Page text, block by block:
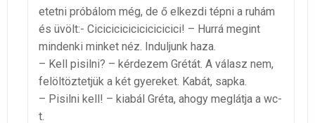
etetni próbálom még, de ő elkezdi tépni a ruhám
és üvölt:- Cicicicicicicicicicici! – Hurrá megint
mindenki minket néz. Induljunk haza.
– Kell pisilni? – kérdezem Grétát. A válasz nem,
felöltöztetjük a két gyereket. Kabát, sapka.
– Pisilni kell! – kiabál Gréta, ahogy meglátja a wc-
t.